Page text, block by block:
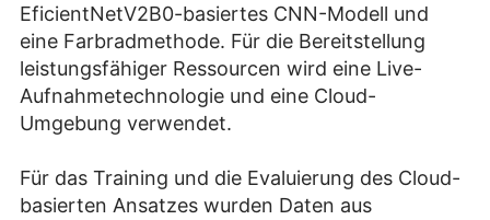
EficientNetV2B0-basiertes CNN-Modell und
eine Farbradmethode. Für die Bereitstellung
leistungsfähiger Ressourcen wird eine Live-
Aufnahmetechnologie und eine Cloud-
Umgebung verwendet.
Für das Training und die Evaluierung des Cloud-
basierten Ansatzes wurden Daten aus